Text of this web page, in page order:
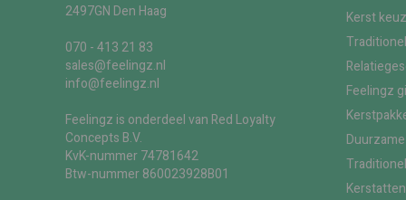
2497GN Den Haag
070 - 413 21 83
sales@feelingz.nl
info@feelingz.nl
Feelingz is onderdeel van Red Loyalty
Concepts B.V.
KvK-nummer 74781642
Btw-nummer 860023928B01
Kerst
Feelingz